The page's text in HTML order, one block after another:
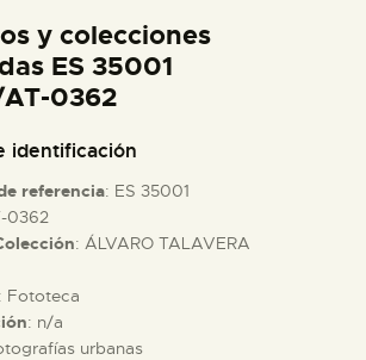
y colecciones
ES 35001
0362
identificación
referencia: ES 35001
0362
: ÁLVARO TALAVERA
: Fototeca
: n/a
urbanas